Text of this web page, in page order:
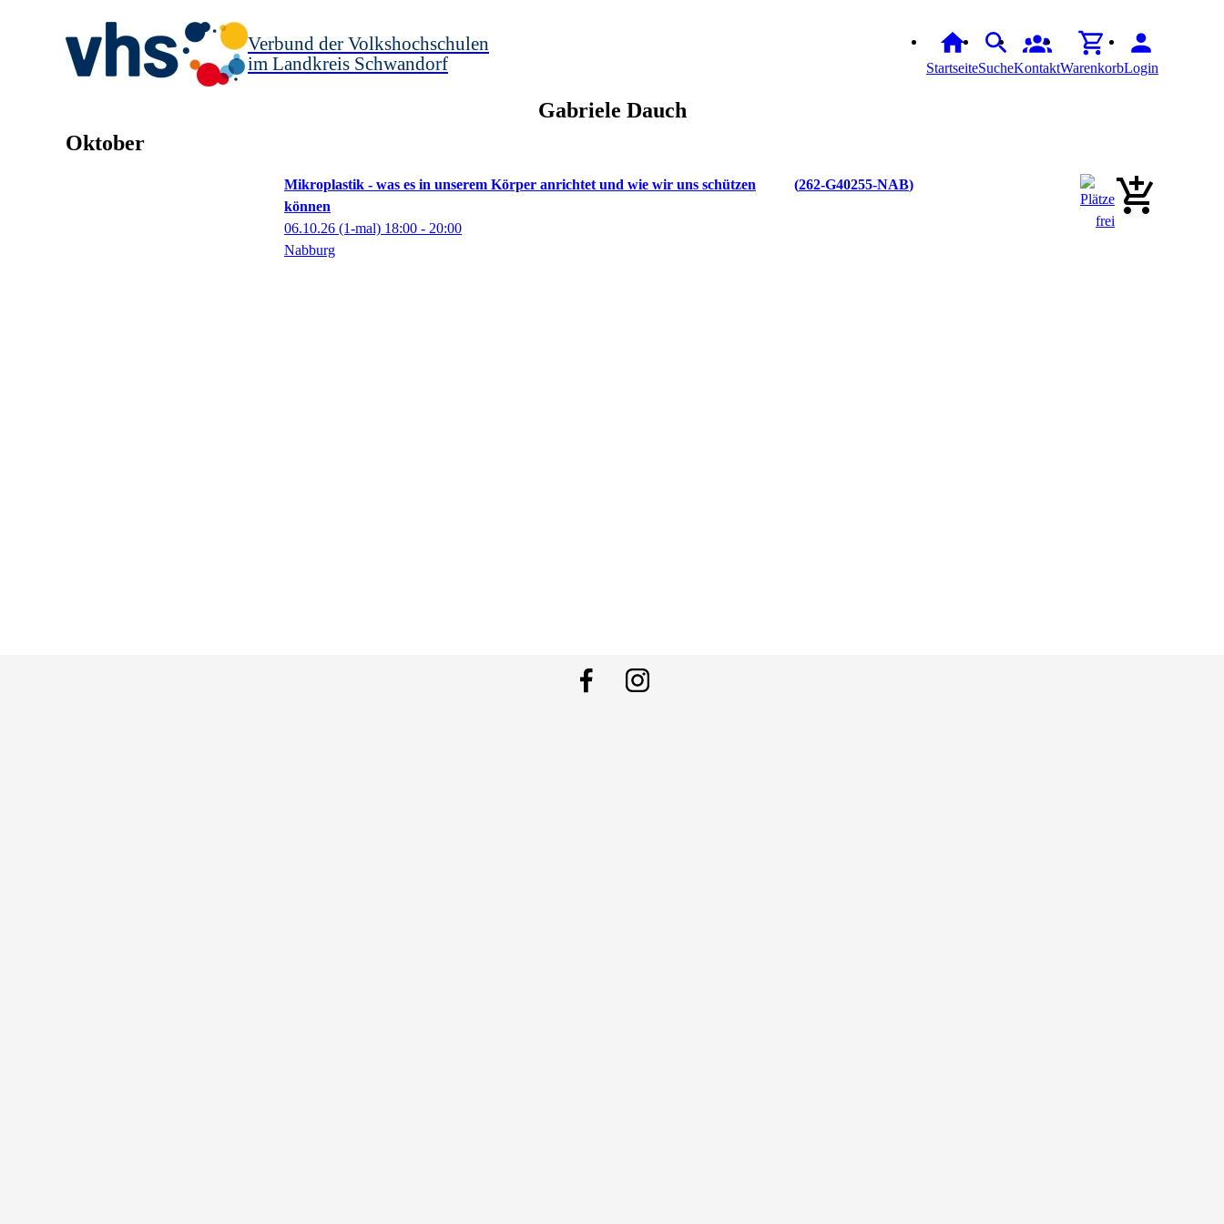
Verbund der Volkshochschulen
im Landkreis Schwandorf
StartseiteSucheKontaktWarenkorbLogin
Gabriele Dauch
Oktober
Mikroplastik - was es in unserem Körper anrichtet und wie wir uns schützen
können
262-G40255-NAB
06.10.26 (1-mal) 18:00 - 20:00
Nabburg